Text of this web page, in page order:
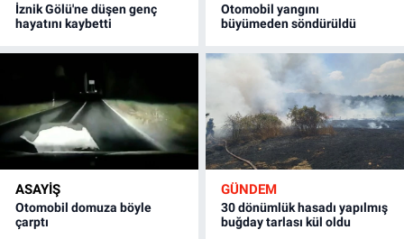
İznik Gölü'ne düşen genç
hayatını kaybetti
Otomobil yangını
büyümeden söndürüldü
ASAYİŞ
Otomobil domuza böyle
çarptı
GÜNDEM
30 dönümlük hasadı yapılmış
buğday tarlası kül oldu